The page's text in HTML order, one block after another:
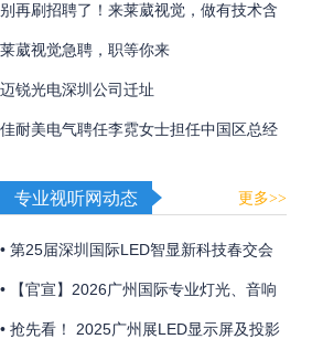
别再刷招聘了！来莱葳视觉，做有技术含
量的事
莱葳视觉急聘，职等你来
迈锐光电深圳公司迁址
佳耐美电气聘任李霓女士担任中国区总经
专业视听网动态 更多>>
• 第25届深圳国际LED智显新科技春交会
2026年初召开
• 【官宣】2026广州国际专业灯光、音响
展全新展区规划首发 ，全球招展正式启
• 抢先看！ 2025广州展LED显示屏及投影